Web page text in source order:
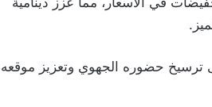
ترسيخ حضوره الجهوي وتعزيز موقعه